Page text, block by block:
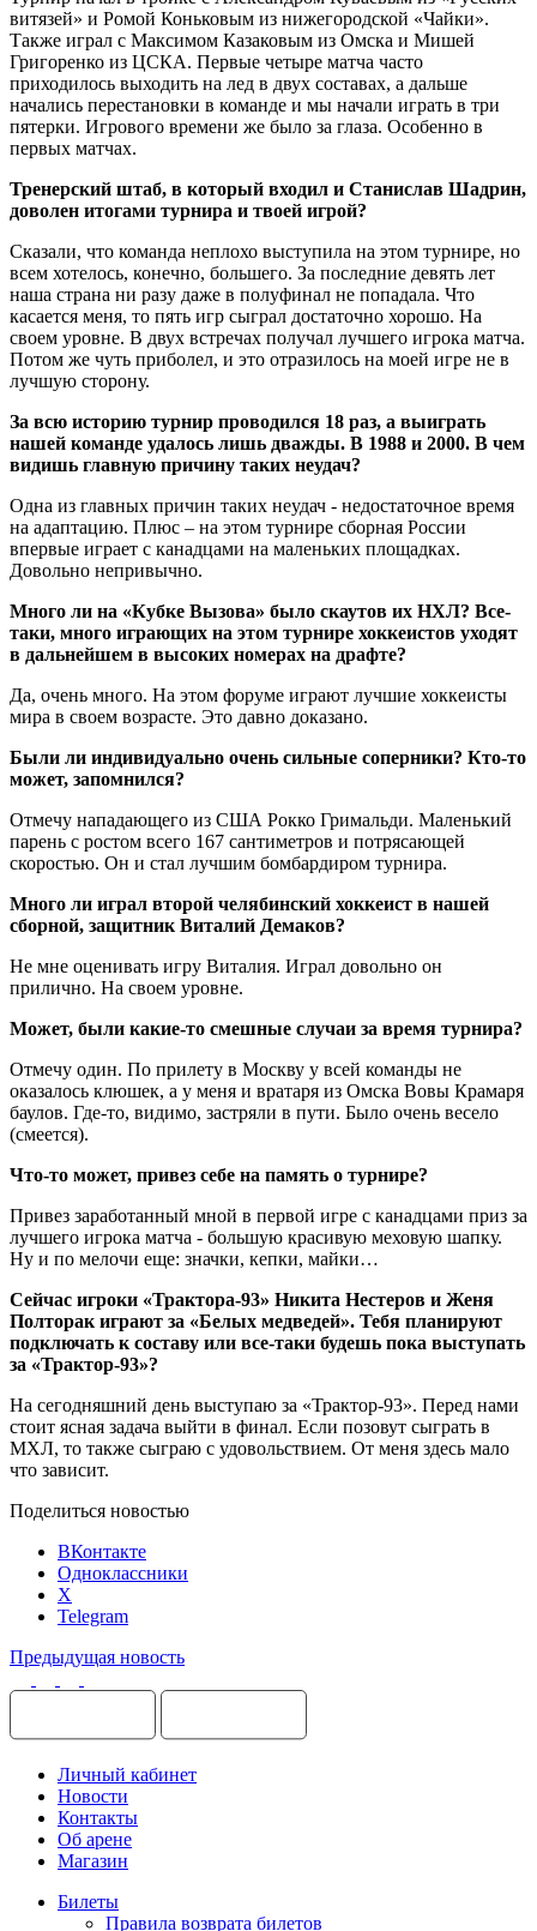
витязей» и Ромой Коньковым из нижегородской «Чайки».
Также играл с Максимом Казаковым из Омска и Мишей
Григоренко из ЦСКА. Первые четыре матча часто
приходилось выходить на лед в двух составах, а дальше
начались перестановки в команде и мы начали играть в три
пятерки. Игрового времени же было за глаза. Особенно в
первых матчах.
Тренерский штаб, в который входил и Станислав Шадрин,
доволен итогами турнира и твоей игрой?
Сказали, что команда неплохо выступила на этом турнире, но
всем хотелось, конечно, большего. За последние девять лет
наша страна ни разу даже в полуфинал не попадала. Что
касается меня, то пять игр сыграл достаточно хорошо. На
своем уровне. В двух встречах получал лучшего игрока матча.
Потом же чуть приболел, и это отразилось на моей игре не в
лучшую сторону.
За всю историю турнир проводился 18 раз, а выиграть
нашей команде удалось лишь дважды. В 1988 и 2000. В чем
видишь главную причину таких неудач?
Одна из главных причин таких неудач - недостаточное время
на адаптацию. Плюс – на этом турнире сборная России
впервые играет с канадцами на маленьких площадках.
Довольно непривычно.
Много ли на «Кубке Вызова» было скаутов их НХЛ? Все-
таки, много играющих на этом турнире хоккеистов уходят
в дальнейшем в высоких номерах на драфте?
Да, очень много. На этом форуме играют лучшие хоккеисты
мира в своем возрасте. Это давно доказано.
Были ли индивидуально очень сильные соперники? Кто-то
может, запомнился?
Отмечу нападающего из США Рокко Гримальди. Маленький
парень с ростом всего 167 сантиметров и потрясающей
скоростью. Он и стал лучшим бомбардиром турнира.
Много ли играл второй челябинский хоккеист в нашей
сборной, защитник Виталий Демаков?
Не мне оценивать игру Виталия. Играл довольно он
прилично. На своем уровне.
Может, были какие-то смешные случаи за время турнира?
Отмечу один. По прилету в Москву у всей команды не
оказалось клюшек, а у меня и вратаря из Омска Вовы Крамаря
баулов. Где-то, видимо, застряли в пути. Было очень весело
(смеется).
Что-то может, привез себе на память о турнире?
Привез заработанный мной в первой игре с канадцами приз за
лучшего игрока матча - большую красивую меховую шапку.
Ну и по мелочи еще: значки, кепки, майки…
Сейчас игроки «Трактора-93» Никита Нестеров и Женя
Полторак играют за «Белых медведей». Тебя планируют
подключать к составу или все-таки будешь пока выступать
за «Трактор-93»?
На сегодняшний день выступаю за «Трактор-93». Перед нами
стоит ясная задача выйти в финал. Если позовут сыграть в
МХЛ, то также сыграю с удовольствием. От меня здесь мало
что зависит.
Поделиться новостью
ВКонтакте
Одноклассники
X
Telegram
Предыдущая новость
Личный кабинет
Новости
Контакты
Об арене
Магазин
Билеты
Правила возврата билетов